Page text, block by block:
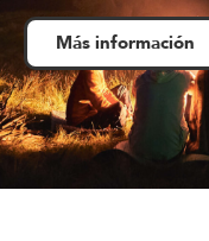
Más información